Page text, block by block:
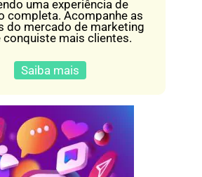
uma experiência de
completa. Acompanhe as
do mercado de marketing
conquiste mais clientes.
Saiba mais